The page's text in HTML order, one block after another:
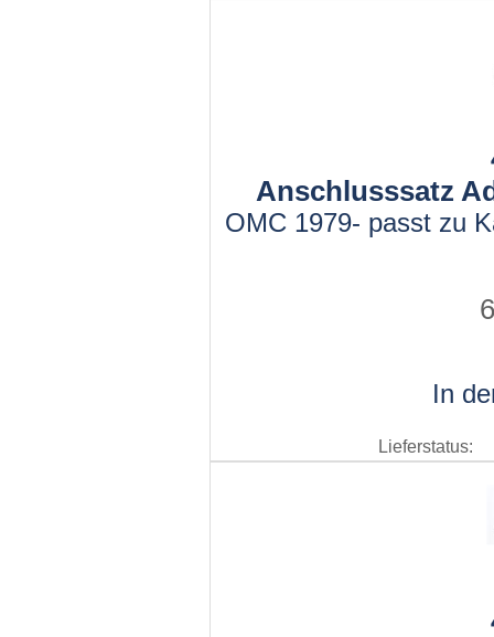
Anschlusssatz
OMC 1979- passt zu
In
Lieferstatus: